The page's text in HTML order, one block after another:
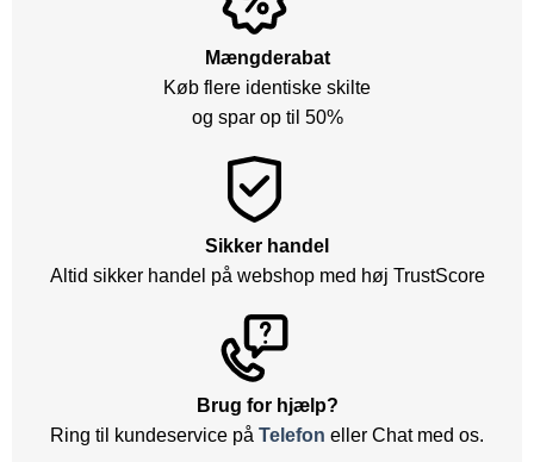
Mængderabat
Køb flere identiske skilte
og spar op til 50%
Sikker handel
Altid sikker handel på webshop med høj TrustScore
Brug for hjælp?
Ring til kundeservice på Telefon eller Chat med os.